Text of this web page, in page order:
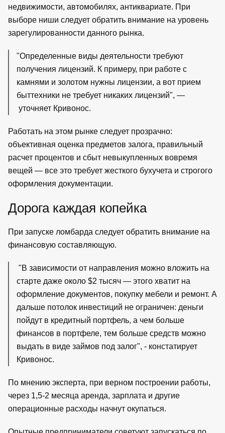
недвижимости, автомобилях, антиквариате. При
выборе ниши следует обратить внимание на уровень
зарегулированности данного рынка.
"Определенные виды деятельности требуют
получения лицензий. К примеру, при работе с
камнями и золотом нужны лицензии, а вот прием
быттехники не требует никаких лицензий", —
уточняет Кривонос.
Работать на этом рынке следует прозрачно:
объективная оценка предметов залога, правильный
расчет процентов и сбыт невыкупленных вовремя
вещей — все это требует жесткого бухучета и строгого
оформления документации.
Дорога каждая копейка
При запуске ломбарда следует обратить внимание на
финансовую составляющую.
"В зависимости от направления можно вложить на
старте даже около $2 тысяч — этого хватит на
оформление документов, покупку мебели и ремонт. А
дальше потолок инвестиций не ограничен: деньги
пойдут в кредитный портфель, а чем больше
финансов в портфеле, тем больше средств можно
выдать в виде займов под залог", - констатирует
Кривонос.
По мнению эксперта, при верном построении работы,
через 1,5-2 месяца аренда, зарплата и другие
операционные расходы начнут окупаться.